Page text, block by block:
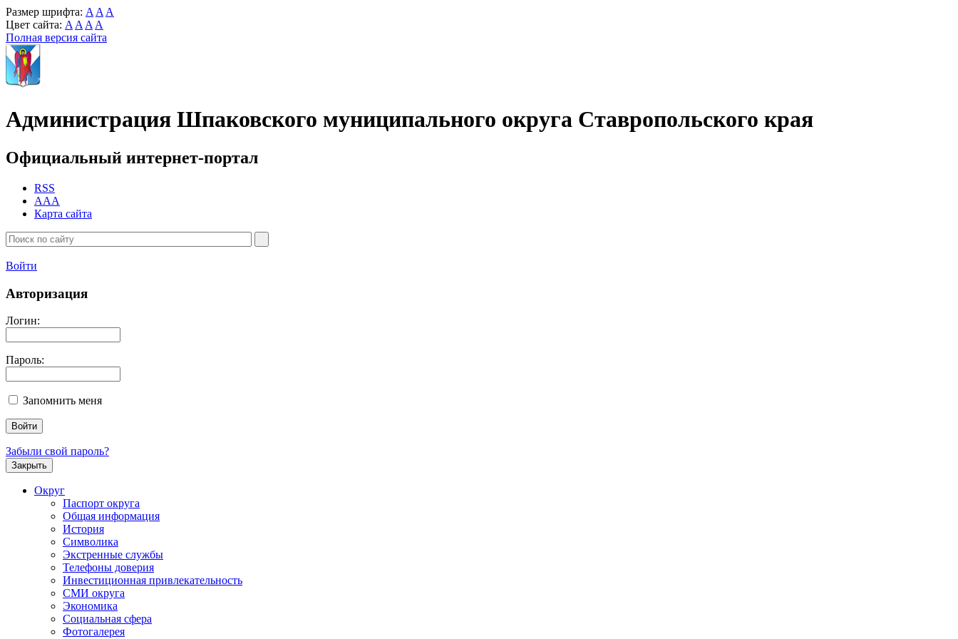
Размер шрифта: A A A
Цвет сайта: A A A A
Полная версия сайта
Администрация Шпаковского муниципального округа Ставропольского края
Официальный интернет-портал
RSS
AAA
Карта сайта
Войти
Авторизация
Логин:
Пароль:
Запомнить меня
Забыли свой пароль?
Закрыть
Округ
Паспорт округа
Общая информация
История
Символика
Экстренные службы
Телефоны доверия
Инвестиционная привлекательность
СМИ округа
Экономика
Социальная сфера
Фотогалерея